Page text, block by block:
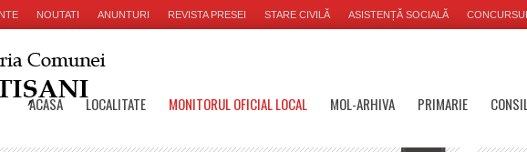
NOUTATI ANUNTURI REVISTA PRESEI STARE CIVILĂ ASISTENȚĂ SOCIALĂ
ACASA LOCALITATE MONITORUL OFICIAL LOCAL MOL-ARHIVA PRIMARIE